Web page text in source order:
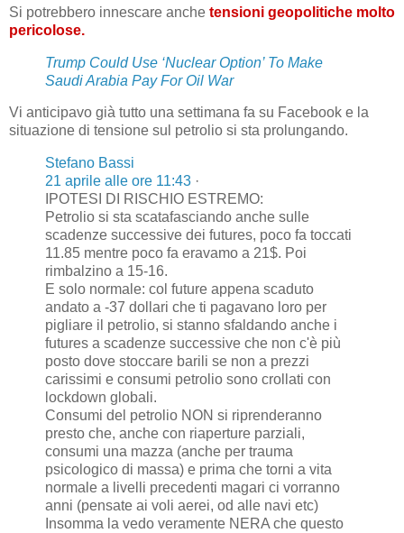
Si potrebbero innescare anche tensioni geopolitiche molto
pericolose.
Trump Could Use ‘Nuclear Option’ To Make
Saudi Arabia Pay For Oil War
Vi anticipavo già tutto una settimana fa su Facebook e la
situazione di tensione sul petrolio si sta prolungando.
Stefano Bassi
21 aprile alle ore 11:43 ·
IPOTESI DI RISCHIO ESTREMO:
Petrolio si sta scatafasciando anche sulle
scadenze successive dei futures, poco fa toccati
11.85 mentre poco fa eravamo a 21$. Poi
rimbalzino a 15-16.
E solo normale: col future appena scaduto
andato a -37 dollari che ti pagavano loro per
pigliare il petrolio, si stanno sfaldando anche i
futures a scadenze successive che non c'è più
posto dove stoccare barili se non a prezzi
carissimi e consumi petrolio sono crollati con
lockdown globali.
Consumi del petrolio NON si riprenderanno
presto che, anche con riaperture parziali,
consumi una mazza (anche per trauma
psicologico di massa) e prima che torni a vita
normale a livelli precedenti magari ci vorranno
anni (pensate ai voli aerei, od alle navi etc)
Insomma la vedo veramente NERA che questo